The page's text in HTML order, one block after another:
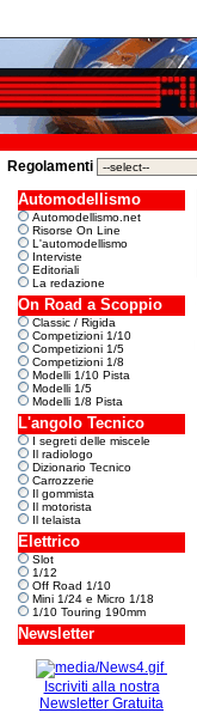
Regolamenti
Automodellismo
Automodellismo.net
Risorse On Line
L'automodellismo
Interviste
Editoriali
La redazione
On Road a Scoppio
Classic / Rigida
Competizioni 1/10
Competizioni 1/5
Competizioni 1/8
Modelli 1/10 Pista
Modelli 1/5
Modelli 1/8 Pista
L'angolo Tecnico
I segreti delle miscele
Il radiologo
Dizionario Tecnico
Carrozzerie
Il gommista
Il motorista
Il telaista
Elettrico
Slot
1/12
Off Road 1/10
Mini 1/24 e Micro 1/18
1/10 Touring 190mm
Newsletter
Iscriviti alla nostra
Newsletter Gratuita